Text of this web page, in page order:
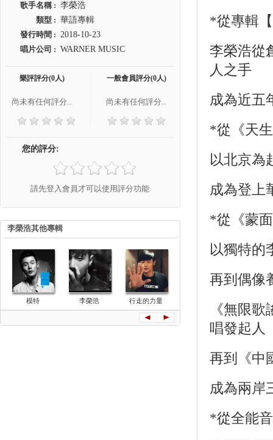
歌手名稱 : 李榮浩
類型 : 華語專輯
發行時間 : 2018-10-23
唱片公司 : WARNER MUSIC
樂評評分(0人)
尚未有任何評分..
一般會員評分(0人)
尚未有任何評分..
您的評分:
請先登入會員才可以使用評分功能
李榮浩其他專輯
模特 李榮浩 行走的力量
*從專輯
李榮浩從
人之手
成為近五
*從《天
以北京為
成為登上
*從《蒙
以獨特的
再到偶像
《無限
唱發起人
再到《中
成為兩岸
*從全能